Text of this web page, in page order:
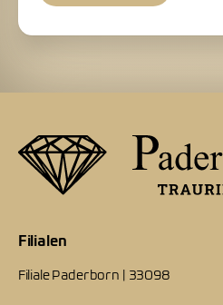
Filialen
Filiale Paderborn | 33098